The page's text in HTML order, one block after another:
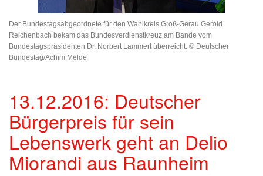
Der Bundestagsabgeordnete für den Wahlkreis Groß-Gerau Gerold
Reichenbach bekam das Bundesverdienstkreuz am Bande vom
Bundestagspräsidenten Dr. Norbert Lammert überreicht. © Deutscher
Bundestag/Achim Melde
13.12.2016: Deutscher
Bürgerpreis für sein
Lebenswerk geht an Delio
Miorandi aus Raunheim